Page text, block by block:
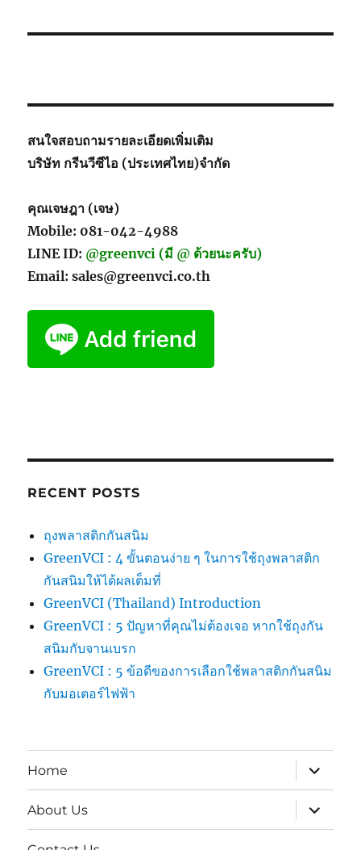
สนใจสอบถามรายละเอียดเพิ่มเติม
บริษัท กรีนวีซีไอ (ประเทศไทย)จำกัด
คุณเจษฎา (เจษ)
Mobile: 081-042-4988
LINE ID: @greenvci (มี @ ด้วยนะครับ)
Email: sales@greenvci.co.th
RECENT POSTS
ถุงพลาสติกกันสนิม
GreenVCI : 4 ขั้นตอนง่าย ๆ ในการใช้ถุงพลาสติก
กันสนิมให้ได้ผลเต็มที่
GreenVCI (Thailand) Introduction
GreenVCI : 5 ปัญหาที่คุณไม่ต้องเจอ หากใช้ถุงกัน
สนิมกับจานเบรก
GreenVCI : 5 ข้อดีของการเลือกใช้พลาสติกกันสนิม
กับมอเตอร์ไฟฟ้า
Home
expand
child
menu
About Us
expand
child
menu